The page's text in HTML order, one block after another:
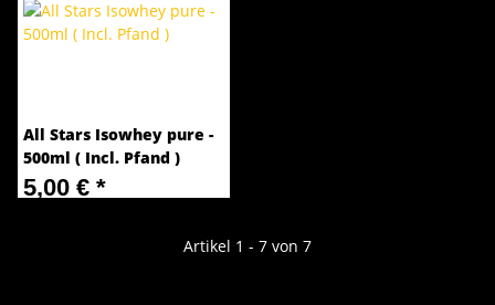
All Stars Isowhey pure -
500ml ( Incl. Pfand )
5,00 € *
Artikel 1 - 7 von 7